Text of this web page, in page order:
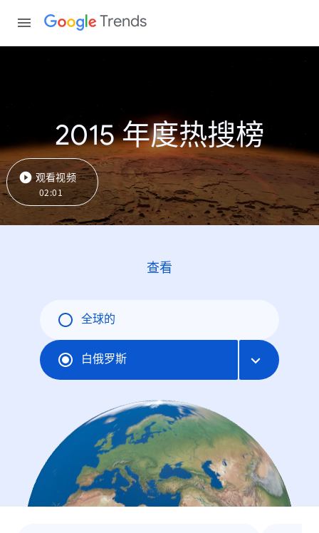
Trends
2015 年度热搜榜
观看视频
02:01
查看
全球的
白俄罗斯